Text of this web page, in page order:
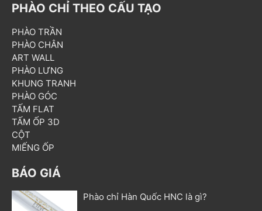
PHÀO CHỈ THEO CẤU TẠO
PHÀO TRẦN
PHÀO CHÂN
ART WALL
PHÀO LƯNG
KHUNG TRANH
PHÀO GÓC
TẤM FLAT
TẤM ỐP 3D
CỘT
MIẾNG ỐP
BÁO GIÁ
Phào chỉ Hàn Quốc HNC là gì?